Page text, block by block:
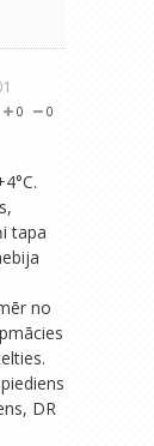
0
0
tapa
no
DR